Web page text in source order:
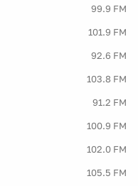
99.9 FM
101.9 FM
92.6 FM
103.8 FM
91.2 FM
100.9 FM
102.0 FM
105.5 FM